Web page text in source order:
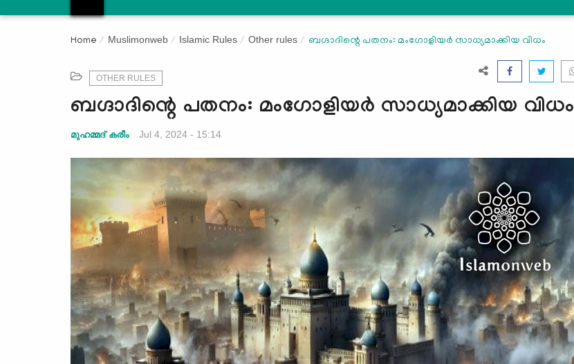
Home Muslimonweb Islamic Rules Other rules ബഗ്ദാദിന്റെ പതനം: മംഗോളിയർ സാധ്യമാക്കിയ വിധം
OTHER RULES
ബഗ്ദാദിന്റെ പതനം: മംഗോളിയർ സാധ്യമാക്കിയ വിധം
മുഹമ്മദ് കരീം Jul 4, 2024 - 15:14